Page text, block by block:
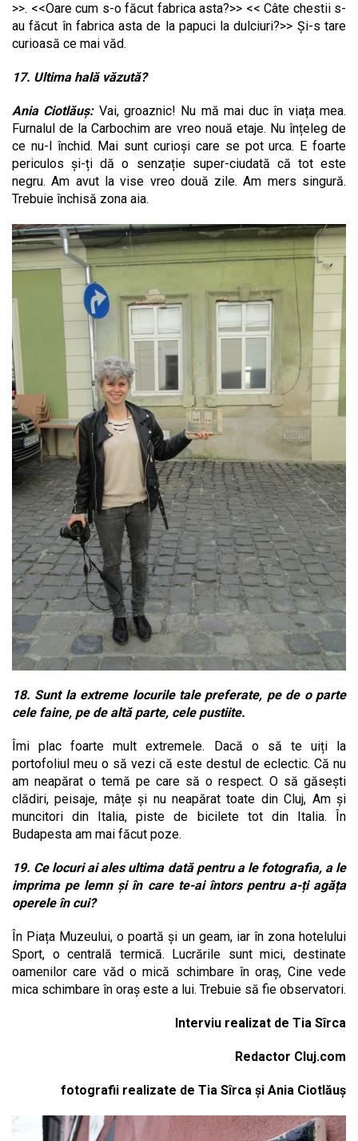
>>. <<Oare cum s-o făcut fabrica asta?>> << Câte chestii s-
au făcut în fabrica asta de la papuci la dulciuri?>> Și-s tare
curioasă ce mai văd.
17. Ultima hală văzută?
Ania Ciotlăuș: Vai, groaznic! Nu mă mai duc în viața mea.
Furnalul de la Carbochim are vreo nouă etaje. Nu înțeleg de
ce nu-l închid. Mai sunt curioși care se pot urca. E foarte
periculos și-ți dă o senzație super-ciudată că tot este
negru. Am avut la vise vreo două zile. Am mers singură.
Trebuie închisă zona aia.
18. Sunt la extreme locurile tale preferate, pe de o parte
cele faine, pe de altă parte, cele pustiite.
Îmi plac foarte mult extremele. Dacă o să te uiți la
portofoliul meu o să vezi că este destul de eclectic. Că nu
am neapărat o temă pe care să o respect. O să găsești
clădiri, peisaje, mâțe și nu neapărat toate din Cluj, Am și
muncitori din Italia, piste de bicilete tot din Italia. În
Budapesta am mai făcut poze.
19. Ce locuri ai ales ultima dată pentru a le fotografia, a le
imprima pe lemn și în care te-ai întors pentru a-ți agăța
operele în cui?
În Piața Muzeului, o poartă și un geam, iar în zona hotelului
Sport, o centrală termică. Lucrările sunt mici, destinate
oamenilor care văd o mică schimbare în oraș, Cine vede
mica schimbare în oraș este a lui. Trebuie să fie observatori.
Interviu realizat de Tia Sîrca
Redactor Cluj.com
fotografii realizate de Tia Sîrca și Ania Ciotlăuș